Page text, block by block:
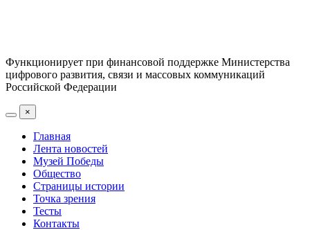
Функционирует при финансовой поддержке Министерства
цифрового развития, связи и массовых коммуникаций
Российской Федерации
×
Главная
Лента новостей
Музей Победы
Общество
Страницы истории
Точка зрения
Тесты
Контакты